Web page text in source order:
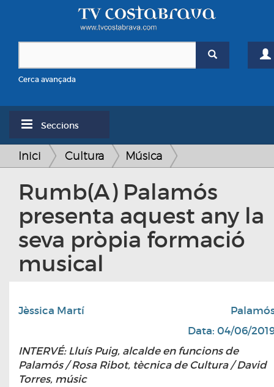
Cerca avançada
Seccions
Inici Cultura Música
Rumb(A) Palamós
presenta aquest any la
seva pròpia formació
musical
Jèssica Martí
Data: 04/06/
INTERVÉ: Lluís Puig, alcalde en funcions de
Palamós / Rosa Ribot, tècnica de Cultura / David
Torres, músic